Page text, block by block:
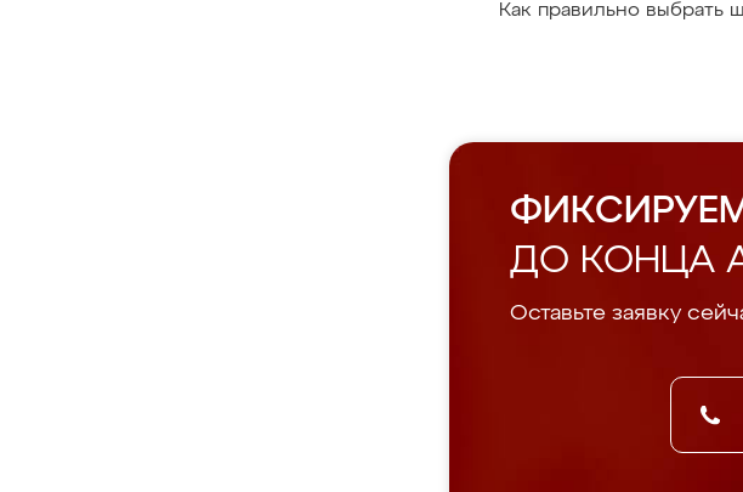
Как правильно выбрать
ДО КОНЦА
Оставьте заявку